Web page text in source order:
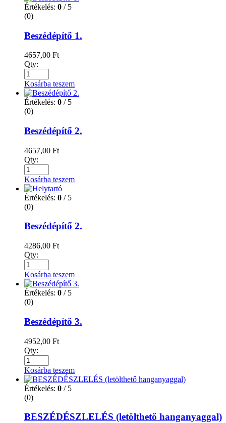
Értékelés: 0 / 5
(0)
Beszédépítő 1.
4657,00 Ft
Qty:
Kosárba teszem
Értékelés: 0 / 5
(0)
Beszédépítő 2.
4657,00 Ft
Qty:
Kosárba teszem
Értékelés: 0 / 5
(0)
Beszédépítő 2.
4286,00 Ft
Qty:
Kosárba teszem
Értékelés: 0 / 5
(0)
Beszédépítő 3.
4952,00 Ft
Qty:
Kosárba teszem
Értékelés: 0 / 5
(0)
BESZÉDÉSZLELÉS (letölthető hanganyaggal)